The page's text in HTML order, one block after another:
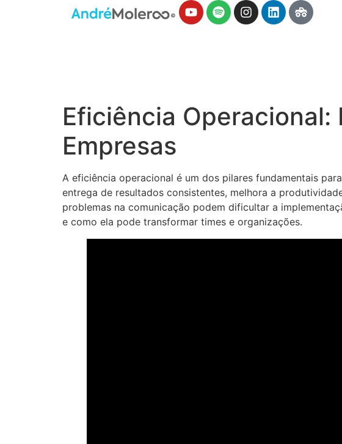
Eficiência Operacional:
Empresas
A eficiência operacional é um dos pilares fundamentais
entrega de resultados consistentes, melhora a
problemas na comunicação podem dificultar a
e como ela pode transformar times e organizações.